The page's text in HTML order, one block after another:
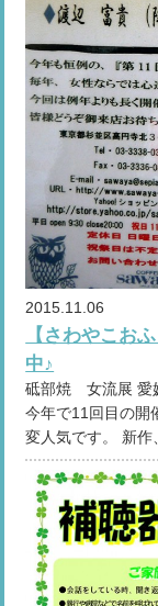
2015.11.06
【さわやこお
中♪
砥部焼 女流展 愛
今年で11回目の開
変人気です。 新